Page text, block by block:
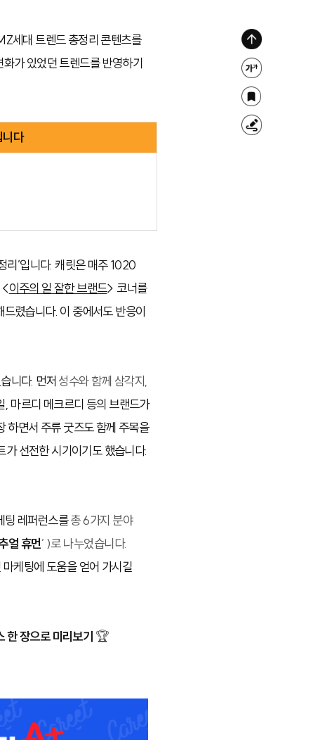
세대 트렌드 총정리 콘텐츠를
가 있었던 트렌드를 반영하기
다
리’입니다. 캐릿은 매주 1020
이주의 일 잘한 브랜드> 코너를
렸습니다. 이 중에서도 반응이
니다. 먼저성수와 함께 삼각지,
, 마르디 메크르디 등의 브랜드가
하면서 주류 굿즈도 함께 주목을
선전한 시기이기도 했습니다.
팅 레퍼런스를총 6가지 분야
얼 휴먼’ )로 나누었습니다.
케팅에 도움을 얻어 가시길
장으로 미리보기 🏆
위
로
가
기
글
자
크
기
북
마
형